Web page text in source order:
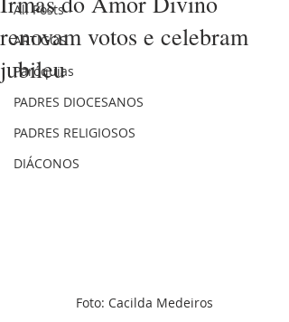
All Posts
ARTIGOS
Paróquias
PADRES DIOCESANOS
PADRES RELIGIOSOS
DIÁCONOS
renovam votos e celebram
jubileu
Foto: Cacilda Medeiros